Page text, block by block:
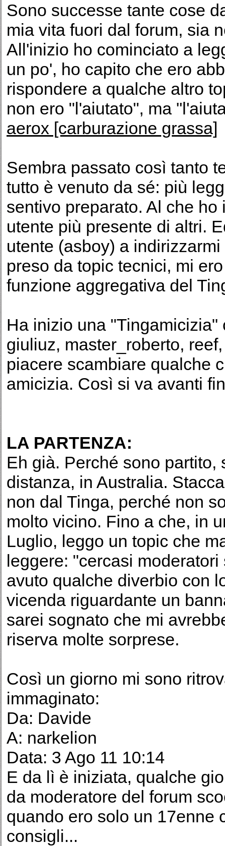
Sono successe tante cose
mia vita fuori dal forum, sia
All'inizio ho cominciato a
un po', ho capito che ero
rispondere a qualche altro
non ero "l'aiutato", ma
aerox [carburazione grassa]
Sembra passato così tanto
tutto è venuto da sé: più
sentivo preparato. Al che
utente più presente di altri.
utente (asboy) a
preso da topic tecnici, mi
funzione aggregativa del
Ha inizio una
giuliuz, master_roberto,
piacere scambiare qualche
amicizia. Così si va avanti
LA PARTENZA:
Eh già. Perché sono
distanza, in Australia.
non dal Tinga, perché non
molto vicino. Fino a che, in
Luglio, leggo un topic che
leggere: "cercasi
avuto qualche diverbio con
vicenda riguardante un
sarei sognato che mi
riserva molte sorprese.
Così un giorno mi sono
immaginato:
Da: Davide
A: narkelion
Data: 3 Ago 11 10:14
E da lì è iniziata, qualche
da moderatore del forum
quando ero solo un 17enne
consigli...